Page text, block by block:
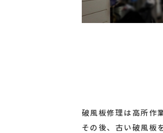
破風板修理は高所作
その後、古い破風板